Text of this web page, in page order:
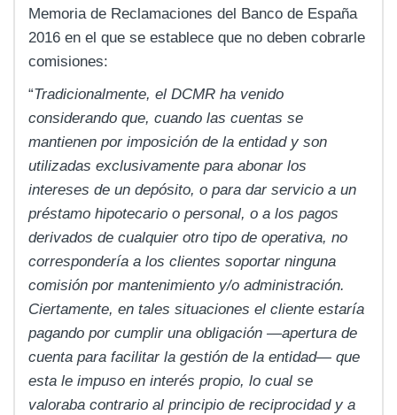
Memoria de Reclamaciones del Banco de España
2016 en el que se establece que no deben cobrarle
comisiones:
“Tradicionalmente, el DCMR ha venido
considerando que, cuando las cuentas se
mantienen por imposición de la entidad y son
utilizadas exclusivamente para abonar los
intereses de un depósito, o para dar servicio a un
préstamo hipotecario o personal, o a los pagos
derivados de cualquier otro tipo de operativa, no
correspondería a los clientes soportar ninguna
comisión por mantenimiento y/o administración.
Ciertamente, en tales situaciones el cliente estaría
pagando por cumplir una obligación —apertura de
cuenta para facilitar la gestión de la entidad— que
esta le impuso en interés propio, lo cual se
valoraba contrario al principio de reciprocidad y a